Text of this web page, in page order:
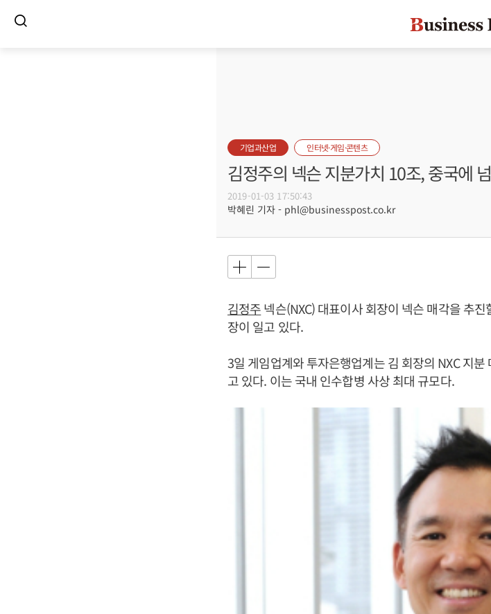
기업과산업 인터넷·게임·콘텐츠
김정주의 넥슨 지분가치 10조, 중국에
2019-01-03 17:50:43
박혜린 기자 - phl@businesspost.co.kr
김정주넥슨(NXC) 대표이사 회장이 넥슨 매각을 추
장이 일고 있다.
3일 게임업계와 투자은행업계는 김 회장의 NXC 지
고 있다. 이는 국내 인수합병 사상 최대 규모다.